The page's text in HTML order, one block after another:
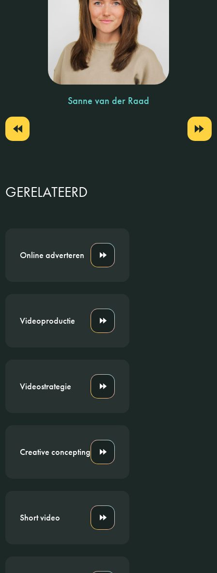
Sanne van der Raad
GERELATEERD
Online adverteren
Videoproductie
Videostrategie
Creative concepting
Short video